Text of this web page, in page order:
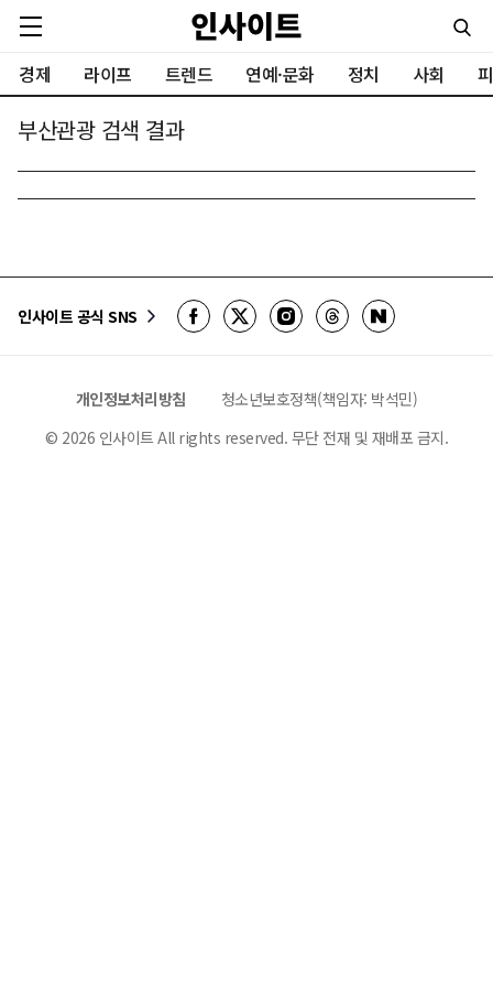
경제 라이프 트렌드 연예·문화 정치 사회
부산관광 검색 결과
인사이트 공식 SNS
개인정보처리방침
청소년보호정책(책임자: 박석민)
© 2026 인사이트 All rights reserved. 무단 전재 및 재배포 금지.